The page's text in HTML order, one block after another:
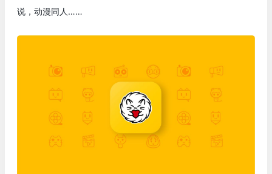
说，动漫同人……